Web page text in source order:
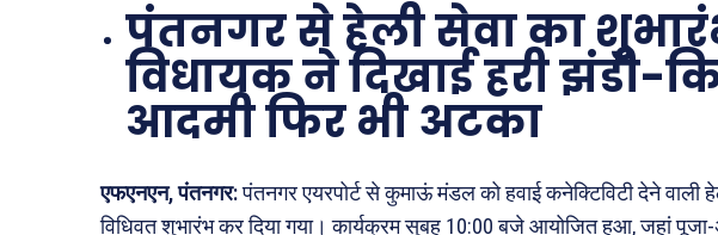
पंतनगर से हेली सेवा का
विधायक ने दिखाई हरी झंडी-
आदमी फिर भी अटका
एफएनएन, पंतनगर:पंतनगर एयरपोर्ट से कुमाऊं मंडल को हवाई कनेक्टिविटी देने वाली
विधिवत शुभारंभ कर दिया गया। कार्यक्रम सुबह 10:00 बजे आयोजित हुआ, जहां